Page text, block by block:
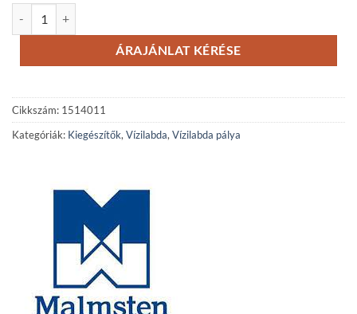
ÁRAJÁNLAT KÉRÉSE
Cikkszám: 1514011
Kategóriák: Kiegészítők, Vízilabda, Vízilabda pálya